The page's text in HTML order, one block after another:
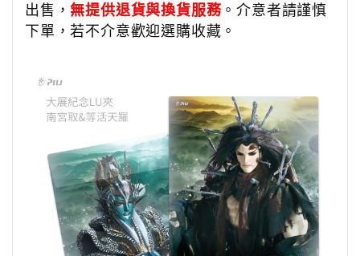
出售，無提供退貨與換貨服務。介意者請謹慎
下單，若不介意歡迎選購收藏。